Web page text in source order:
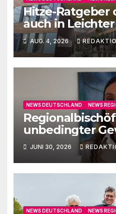
Hitze-Ratgeber
auch in
AUG. 4, 2026
NEWS DEUTSCHLAND NEWS
unbedingter
auf
JUNI 30, 2026
NEWS DEUTSCHLAND NEWS